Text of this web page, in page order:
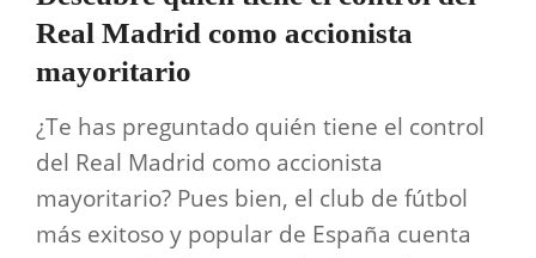
Real Madrid como accionista
mayoritario
¿Te has preguntado quién tiene el control
del Real Madrid como accionista
mayoritario? Pues bien, el club de fútbol
más exitoso y popular de España cuenta